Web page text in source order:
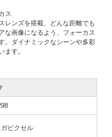
ス
レンズを搭載、どんな距離でも
な画像になるよう、フォーカス
。ダイナミックなシーンや多彩
ます。
ピクセル